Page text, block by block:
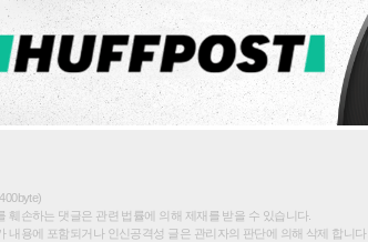
훼손하는 댓글은 관련 법률에 의해 제재를 받을 수 있습니다.
내용에 포함되거나 인신공격성 글은 관리자의 판단에 의해 삭제 합니다.